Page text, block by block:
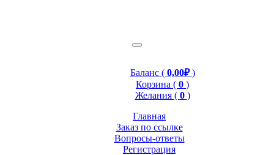
Баланс ( 0,00₽)
Корзина ( 0 )
Желания ( 0 )
Главная
Заказ по ссылке
Вопросы-ответы
Регистрация